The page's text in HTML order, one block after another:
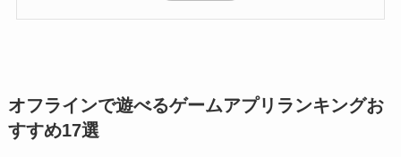
オフラインで遊べるゲームアプリランキングお
すすめ17選